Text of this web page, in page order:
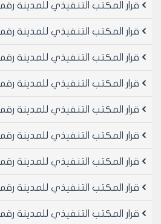
قرار المكتب التنفيذي للمدينة رقم 134 لعام 2021
قرار المكتب التنفيذي للمدينة رقم 14 لعام 2021
قرار المكتب التنفيذي للمدينة رقم 158 لعام 2021
قرار المكتب التنفيذي للمدينة رقم 162 لعام 2021
قرار المكتب التنفيذي للمدينة رقم 163 لعام 2021
قرار المكتب التنفيذي للمدينة رقم 189 لعام 2021
قرار المكتب التنفيذي للمدينة رقم 192 لعام 2021
قرار المكتب التنفيذي للمدينة رقم 2 لعام 2021
قرار المكتب التنفيذي للمدينة رقم 224 لعام 2021